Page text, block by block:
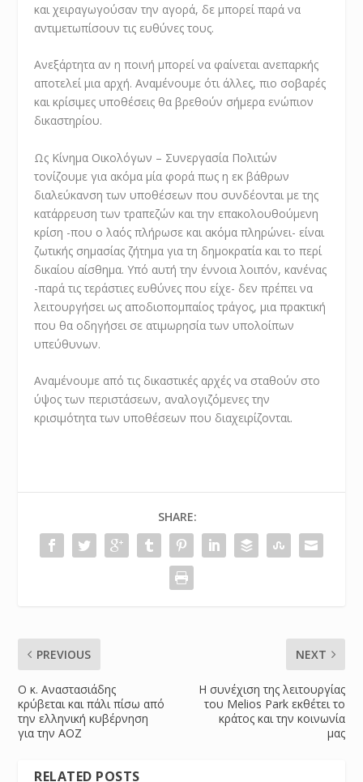
και χειραγωγούσαν την αγορά, δε μπορεί παρά να
αντιμετωπίσουν τις ευθύνες τους.
Ανεξάρτητα αν η ποινή μπορεί να φαίνεται ανεπαρκής
αποτελεί μια αρχή. Αναμένουμε ότι άλλες, πιο σοβαρές
και κρίσιμες υποθέσεις θα βρεθούν σήμερα ενώπιον
δικαστηρίου.
Ως Κίνημα Οικολόγων – Συνεργασία Πολιτών
τονίζουμε για ακόμα μία φορά πως η εκ βάθρων
διαλεύκανση των υποθέσεων που συνδέονται με της
κατάρρευση των τραπεζών και την επακολουθούμενη
κρίση -που ο λαός πλήρωσε και ακόμα πληρώνει- είναι
ζωτικής σημασίας ζήτημα για τη δημοκρατία και το περί
δικαίου αίσθημα. Υπό αυτή την έννοια λοιπόν, κανένας
-παρά τις τεράστιες ευθύνες που είχε- δεν πρέπει να
λειτουργήσει ως αποδιοπομπαίος τράγος, μια πρακτική
που θα οδηγήσει σε ατιμωρησία των υπολοίπων
υπεύθυνων.
Αναμένουμε από τις δικαστικές αρχές να σταθούν στο
ύψος των περιστάσεων, αναλογιζόμενες την
κρισιμότητα των υποθέσεων που διαχειρίζονται.
SHARE:
PREVIOUS
Ο κ. Αναστασιάδης
κρύβεται και πάλι πίσω από
την ελληνική κυβέρνηση
για την ΑΟΖ
NEXT
Η συνέχιση της λειτουργίας
του Melios Park εκθέτει το
κράτος και την κοινωνία
μας
RELATED POSTS